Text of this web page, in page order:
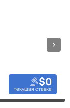
$0
текущая ставка